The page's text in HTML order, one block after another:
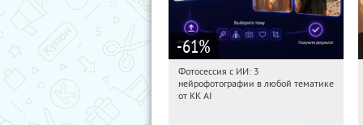
-61%
11:53:33
Россия
Фотосессия с ИИ: 3
нейрофотографии в любой тематике
от KK AI